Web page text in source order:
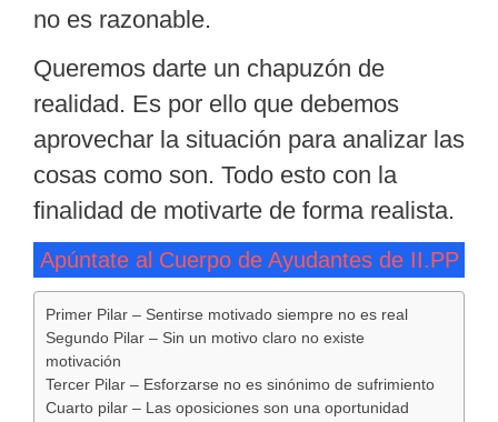
no es razonable.
Queremos darte un chapuzón de
realidad. Es por ello que debemos
aprovechar la situación para analizar las
cosas como son. Todo esto con la
finalidad de motivarte de forma realista.
Apúntate al Cuerpo de Ayudantes de II.PP
Primer Pilar – Sentirse motivado siempre no es real
Segundo Pilar – Sin un motivo claro no existe
motivación
Tercer Pilar – Esforzarse no es sinónimo de sufrimiento
Cuarto pilar – Las oposiciones son una oportunidad